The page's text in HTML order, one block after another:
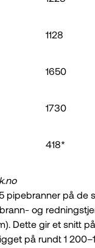
1128
1650
1730
418*
pipebranner på de
og
Dette gir et snitt
på rundt 1